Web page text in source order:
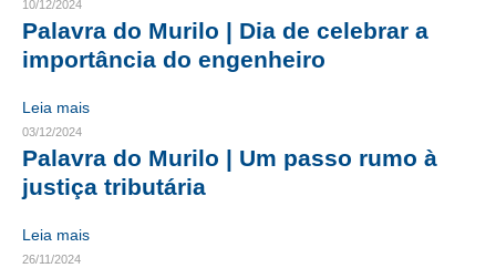
FGTS EXPURGOS
FGTS CORREÇÃO
LEGISLAÇÃO
LEI 4.950-A/1966 – PISO SALARIAL
LEI 5.194/1966 – REGULAMENTAÇÃO DA PROFISSÃO
LEI 6.496/1977 – ART
10/12/2024
Palavra do Murilo | Dia de celebrar a
importância do engenheiro
Leia mais
03/12/2024
Palavra do Murilo | Um passo rumo à
justiça tributária
Leia mais
26/11/2024